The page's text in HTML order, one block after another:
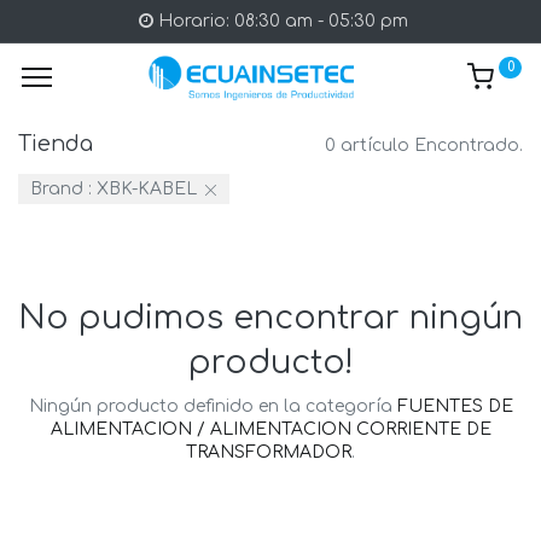
Horario: 08:30 am - 05:30 pm
0
Tienda 0 artículo Encontrado.
Brand : XBK-KABEL
No pudimos encontrar ningún
producto!
Ningún producto definido en la categoría FUENTES DE
ALIMENTACION / ALIMENTACION CORRIENTE DE
TRANSFORMADOR.